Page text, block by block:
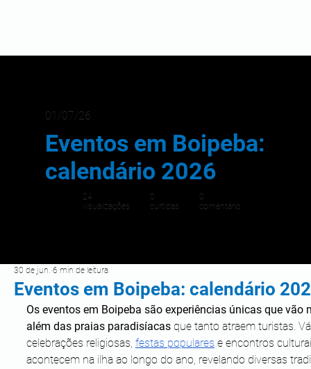
24
visualizações
0
curtidas
0
comentário
Eventos em Boipeba:
calendário 2026
01/07/26
Eventos em Boipeba: calendário
30 de jun. 6 min de leitura
Os eventos em Boipeba são experiências únicas que vão
além das praias paradisíacas que tanto atraem turistas.
celebrações religiosas, festas populares e encontros
acontecem na ilha ao longo do ano, revelando diversas